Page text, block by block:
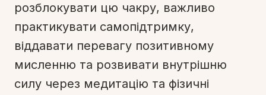
розблокувати цю чакру, важливо
практикувати самопідтримку,
віддавати перевагу позитивному
мисленню та розвивати внутрішню
силу через медитацію та фізичні